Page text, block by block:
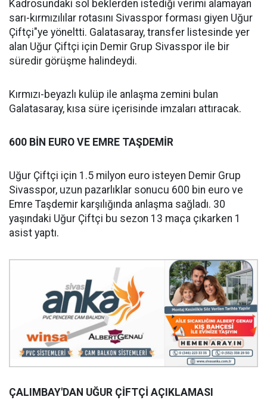
Kadrosundaki sol beklerden istediği verimi alamayan
sarı-kırmızılılar rotasını Sivasspor forması giyen Uğur
Çiftçi"ye yöneltti. Galatasaray, transfer listesinde yer
alan Uğur Çiftçi için Demir Grup Sivasspor ile bir
süredir görüşme halindeydi.
Kırmızı-beyazlı kulüp ile anlaşma zemini bulan
Galatasaray, kısa süre içerisinde imzaları attıracak.
600 BİN EURO VE EMRE TAŞDEMİR
Uğur Çiftçi için 1.5 milyon euro isteyen Demir Grup
Sivasspor, uzun pazarlıklar sonucu 600 bin euro ve
Emre Taşdemir karşılığında anlaşma sağladı. 30
yaşındaki Uğur Çiftçi bu sezon 13 maça çıkarken 1
asist yaptı.
ÇALIMBAY'DAN UĞUR ÇİFTÇİ AÇIKLAMASI